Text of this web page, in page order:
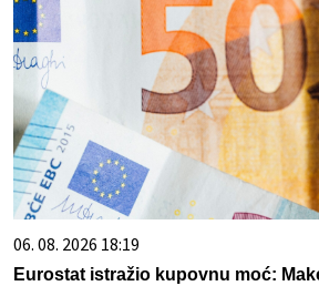
06. 08. 2026 18:19
Eurostat istražio kupovnu moć: